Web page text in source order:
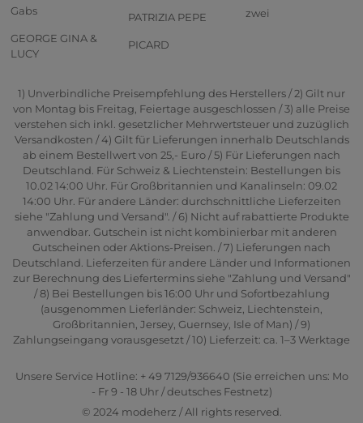
Gabs
GEORGE GINA &
LUCY
PATRIZIA PEPE
PICARD
zwei
1) Unverbindliche Preisempfehlung des Herstellers / 2) Gilt nur
von Montag bis Freitag, Feiertage ausgeschlossen / 3) alle Preise
verstehen sich inkl. gesetzlicher Mehrwertsteuer und zuzüglich
Versandkosten / 4) Gilt für Lieferungen innerhalb Deutschlands
ab einem Bestellwert von 25,- Euro / 5) Für Lieferungen nach
Deutschland. Für Schweiz & Liechtenstein: Bestellungen bis
10.02 14:00 Uhr. Für Großbritannien und Kanalinseln: 09.02
14:00 Uhr. Für andere Länder: durchschnittliche Lieferzeiten
siehe "Zahlung und Versand". / 6) Nicht auf rabattierte Produkte
anwendbar. Gutschein ist nicht kombinierbar mit anderen
Gutscheinen oder Aktions-Preisen. / 7) Lieferungen nach
Deutschland. Lieferzeiten für andere Länder und Informationen
zur Berechnung des Liefertermins siehe "Zahlung und Versand"
/ 8) Bei Bestellungen bis 16:00 Uhr und Sofortbezahlung
(ausgenommen Lieferländer: Schweiz, Liechtenstein,
Großbritannien, Jersey, Guernsey, Isle of Man) / 9)
Zahlungseingang vorausgesetzt / 10) Lieferzeit: ca. 1–3 Werktage
Unsere Service Hotline: + 49 7129/936640 (Sie erreichen uns: Mo
- Fr 9 - 18 Uhr / deutsches Festnetz)
© 2024 modeherz / All rights reserved.